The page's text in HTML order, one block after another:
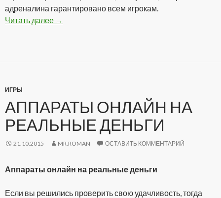
адреналина гарантировано всем игрокам.
Читать далее Admiral Casino Club — один из лидеров
→
ИГРЫ
АППАРАТЫ ОНЛАЙН НА
РЕАЛЬНЫЕ ДЕНЬГИ
21.10.2015 MR.ROMAN ОСТАВИТЬ КОММЕНТАРИЙ
Аппараты онлайн на реальные деньги
Если вы решились проверить свою удачливость, тогда